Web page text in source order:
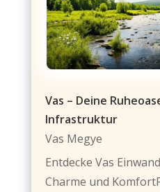
Vas – Deine
Infrastruktur
Vas Megye
Entdecke Vas
Charme und